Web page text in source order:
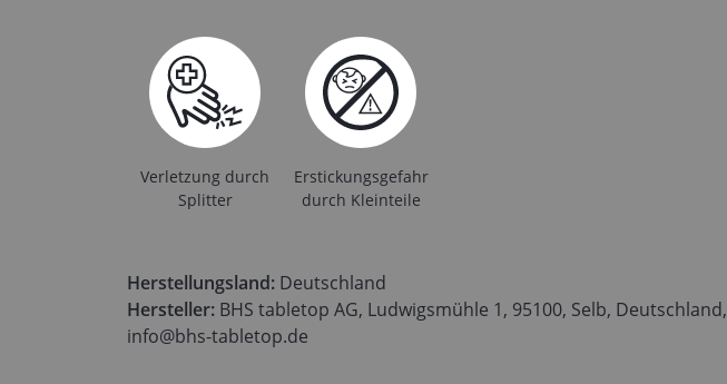
Verletzung durch
Splitter
Erstickungsgefahr
durch Kleinteile
Herstellungsland: Deutschland
Hersteller: BHS tabletop AG, Ludwigsmühle 1, 95100, Selb, Deutschland,
info@bhs-tabletop.de